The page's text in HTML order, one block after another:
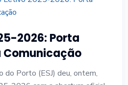
2026: Porta
do Porto (ESJ) deu, ontem,